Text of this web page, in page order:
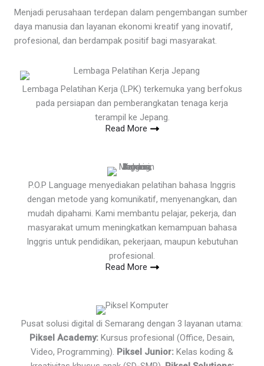
Menjadi perusahaan terdepan dalam pengembangan sumber
daya manusia dan layanan ekonomi kreatif yang inovatif,
profesional, dan berdampak positif bagi masyarakat.
Lembaga Pelatihan Kerja (LPK) terkemuka yang berfokus
pada persiapan dan pemberangkatan tenaga kerja
terampil ke Jepang.
Read More
P.O.P Language menyediakan pelatihan bahasa Inggris
dengan metode yang komunikatif, menyenangkan, dan
mudah dipahami. Kami membantu pelajar, pekerja, dan
masyarakat umum meningkatkan kemampuan bahasa
Inggris untuk pendidikan, pekerjaan, maupun kebutuhan
profesional.
Read More
Pusat solusi digital di Semarang dengan 3 layanan utama:
Piksel Academy: Kursus profesional (Office, Desain,
Video, Programming). Piksel Junior: Kelas koding &